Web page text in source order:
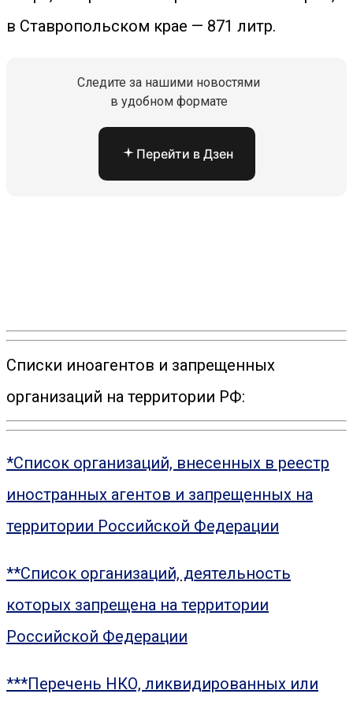
в Ставропольском крае — 871 литр.
Следите за нашими новостями
в удобном формате
Перейти в Дзен
Списки иноагентов и запрещенных
организаций на территории РФ:
*Список организаций, внесенных в реестр
иностранных агентов и запрещенных на
территории Российской Федерации
**Список организаций, деятельность
которых запрещена на территории
Российской Федерации
***Перечень НКО, ликвидированных или